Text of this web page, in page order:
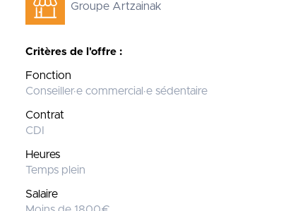
Groupe Artzainak
Critères de l'offre :
Fonction
Conseiller·e commercial·e sédentaire
Contrat
CDI
Heures
Temps plein
Salaire